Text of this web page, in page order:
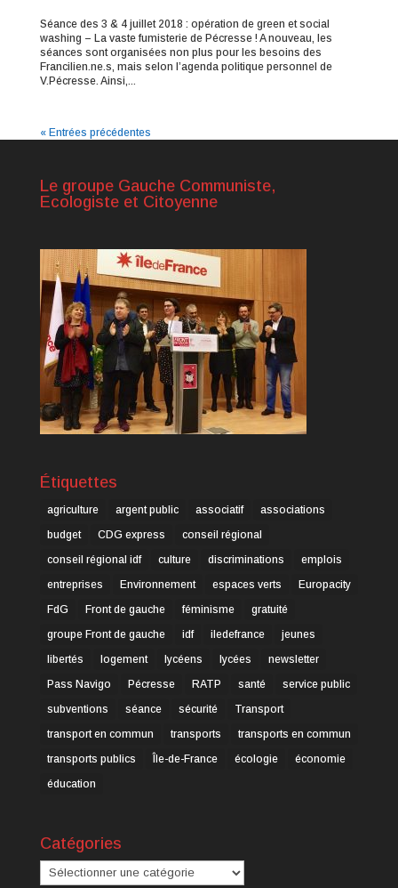
Séance des 3 & 4 juillet 2018 : opération de green et social
washing – La vaste fumisterie de Pécresse ! A nouveau, les
séances sont organisées non plus pour les besoins des
Francilien.ne.s, mais selon l’agenda politique personnel de
V.Pécresse. Ainsi,...
« Entrées précédentes
Le groupe Gauche Communiste,
Ecologiste et Citoyenne
Étiquettes
agriculture argent public associatif
associations
budget
CDG express
conseil régional
conseil régional idf
culture discriminations
emplois
entreprises
Environnement espaces verts
Europacity
FdG
Front de gauche féminisme
gratuité
groupe Front de gauche
idf iledefrance
jeunes
libertés
logement lycéens lycées
newsletter
Pass Navigo
Pécresse RATP santé
service public
subventions
séance sécurité
Transport
transport en commun
transports
transports en commun
transports publics
Île-de-France écologie
économie
éducation
Catégories
Catégories